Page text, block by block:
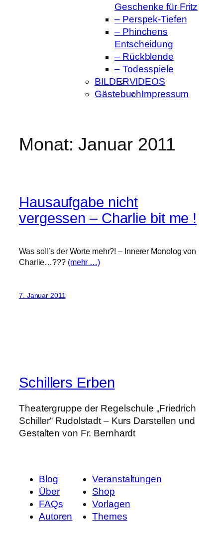
Geschenke für Fritz
– Perspek-Tiefen
– Phinchens
Entscheidung
– Rückblende
– Todesspiele
BILDERVIDEOS
GästebuchImpressum
Monat:Januar 2011
Hausaufgabe nicht
vergessen – Charlie bit me !
Was soll’s der Worte mehr?! – Innerer Monolog von
Charlie…??? (mehr …)
7. Januar 2011
Schillers Erben
Theatergruppe der Regelschule „Friedrich
Schiller“ Rudolstadt – Kurs Darstellen und
Gestalten von Fr. Bernhardt
Blog
Über
FAQs
Autoren
Veranstaltungen
Shop
Vorlagen
Themes